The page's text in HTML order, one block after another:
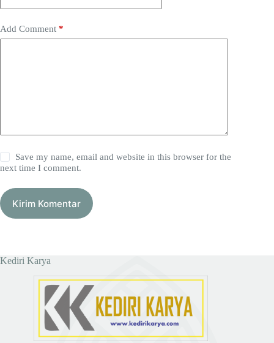
Add Comment *
Save my name, email and website in this browser for the
next time I comment.
Kirim Komentar
Kediri Karya